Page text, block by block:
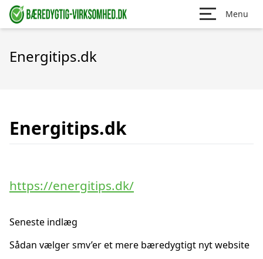
Menu
Energitips.dk
Energitips.dk
https://energitips.dk/
Seneste indlæg
Sådan vælger smv’er et mere bæredygtigt nyt website